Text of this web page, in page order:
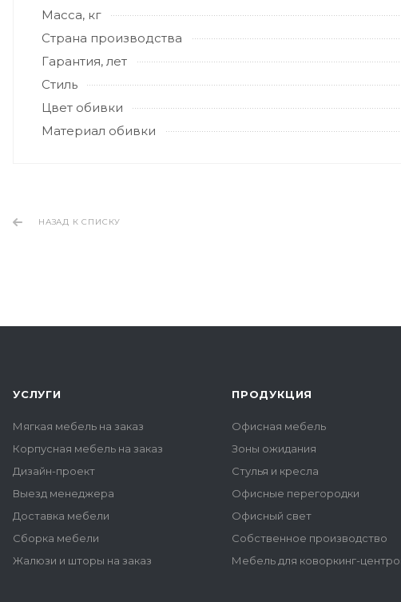
Масса, кг
Страна производства
Гарантия, лет
Стиль
Цвет обивки
Материал обивки
НАЗАД К СПИСКУ
УСЛУГИ
Мягкая мебель на заказ
Корпусная мебель на заказ
Дизайн-проект
Выезд менеджера
Доставка мебели
Сборка мебели
Жалюзи и шторы на заказ
ПРОДУКЦИЯ
Офисная мебель
Зоны ожидания
Стулья и кресла
Офисные перегородки
Офисный свет
Собственное производство
Мебель для коворкинг-